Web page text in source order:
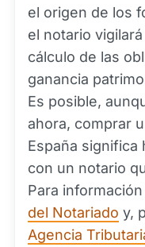
el origen de los
el notario
cálculo de las
ganancia
Es posible,
ahora, comprar
España significa
con un notario
Para
del Notariado y,
Agencia